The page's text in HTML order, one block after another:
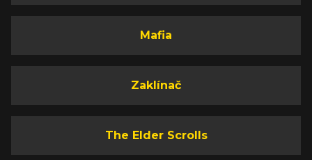
Mafia
Zaklínač
The Elder Scrolls